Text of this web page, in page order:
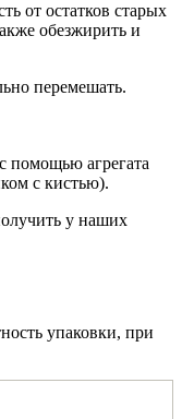
от остатков старых
обезжирить и
перемешать.
помощью агрегата
с кистью).
у наших
упаковки, при